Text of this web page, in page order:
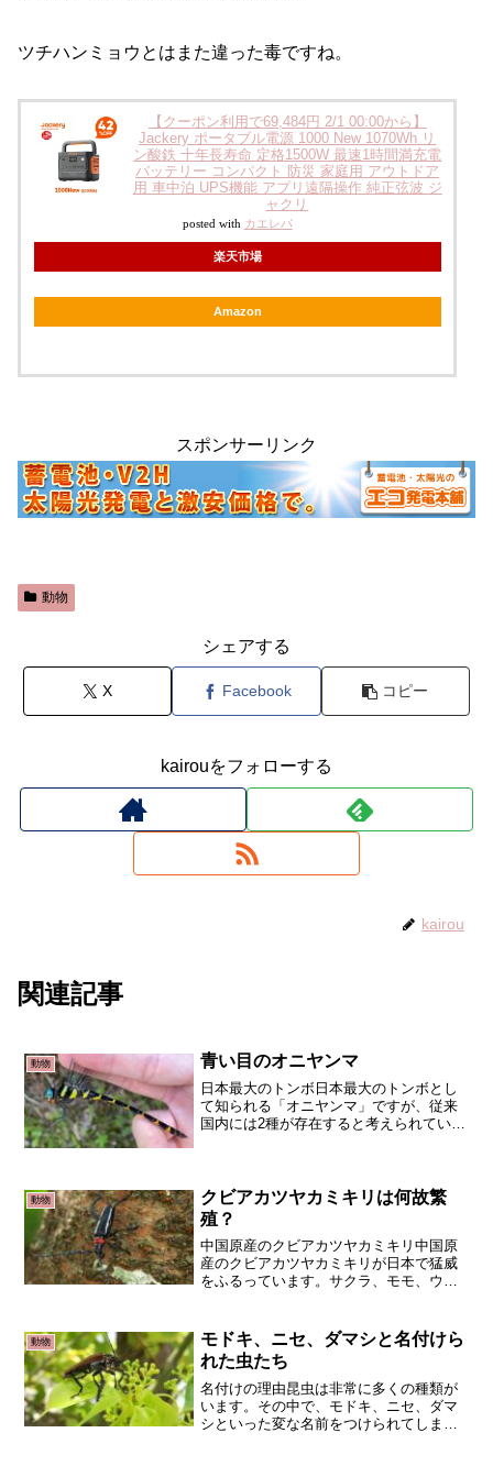
ツチハンミョウとはまた違った毒ですね。
【クーポン利用で69,484円 2/1 00:00から】
Jackery ポータブル電源 1000 New 1070Wh リ
ン酸鉄 十年長寿命 定格1500W 最速1時間満充電
バッテリー コンパクト 防災 家庭用 アウトドア
用 車中泊 UPS機能 アプリ遠隔操作 純正弦波 ジ
ャクリ
posted with カエレバ
楽天市場
Amazon
スポンサーリンク
動物
シェアする
X Facebook コピー
kairouをフォローする
kairou
関連記事
動物 青い目のオニヤンマ
日本最大のトンボ日本最大のトンボとし
て知られる「オニヤンマ」ですが、従来
国内には2種が存在すると考えられていま
大島と沖縄本島に生息...
動物
クビアカツヤカミキリは何故繁
殖？
中国原産のクビアカツヤカミキリ中国原
産のクビアカツヤカミキリが日本で猛威
をふるっています。サクラ、モモ、ウメ
クラが被害を受けています。サクラを食
害するカミキリムシは少な...
動物
モドキ、ニセ、ダマシと名付けら
れた虫たち
名付けの理由昆虫は非常に多くの種類が
います。その中で、モドキ、ニセ、ダマ
シといった変な名前をつけられてしまっ